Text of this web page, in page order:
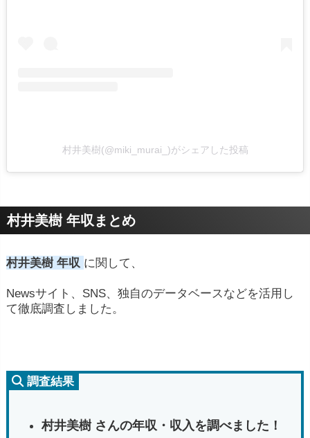
村井美樹(@miki_murai_)がシェアした投稿
村井美樹 年収まとめ
村井美樹 年収 に関して、
Newsサイト、SNS、独自のデータベースなどを活用し
て徹底調査しました。
調査結果
村井美樹 さんの年収・収入を調べました！